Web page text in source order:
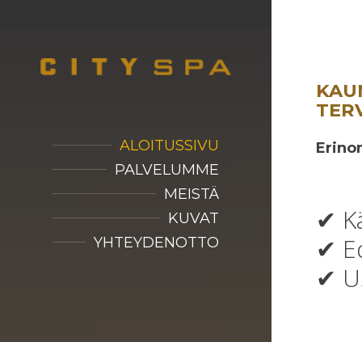
ALOITUSSIVU
PALVELUMME
MEISTÄ
KUVAT
YHTEYDENOTTO
✔
✔
✔